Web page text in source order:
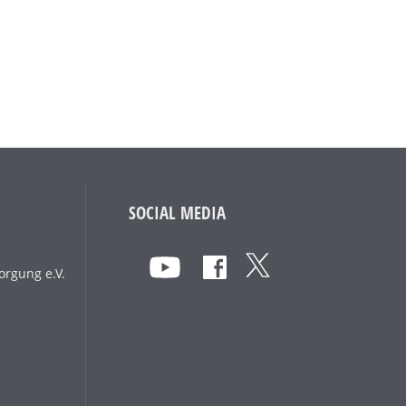
e.V.
SOCIAL MEDIA